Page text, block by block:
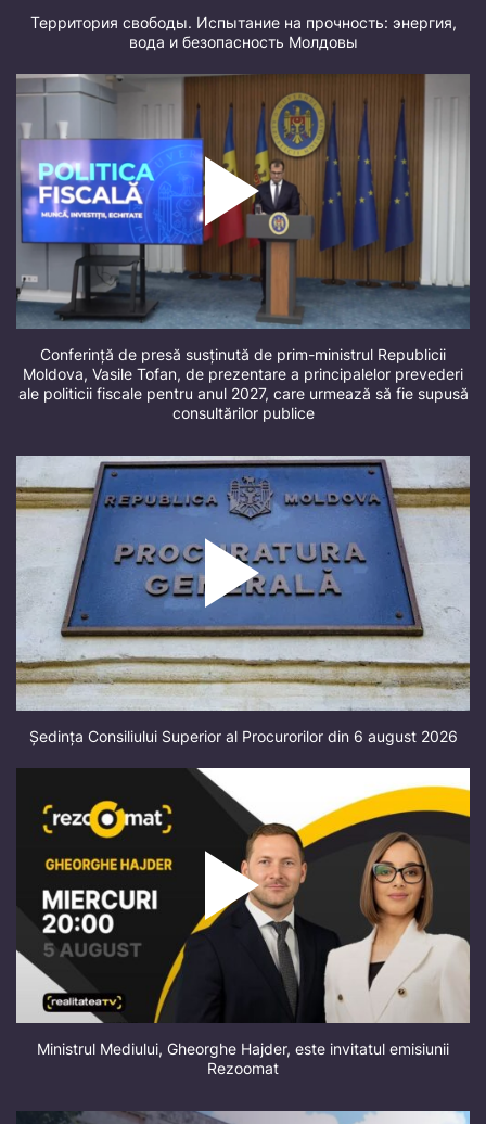
Территория свободы. Испытание на прочность: энергия,
вода и безопасность Молдовы
Conferință de presă susținută de prim-ministrul Republicii
Moldova, Vasile Tofan, de prezentare a principalelor prevederi
ale politicii fiscale pentru anul 2027, care urmează să fie supusă
consultărilor publice
Ședința Consiliului Superior al Procurorilor din 6 august 2026
Ministrul Mediului, Gheorghe Hajder, este invitatul emisiunii
Rezoomat